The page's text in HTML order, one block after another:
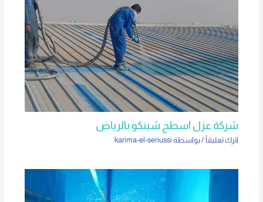
شركة عزل اسطح شينكو بالرياض
اترك تعليقاً / بواسطة karima-el-senussi